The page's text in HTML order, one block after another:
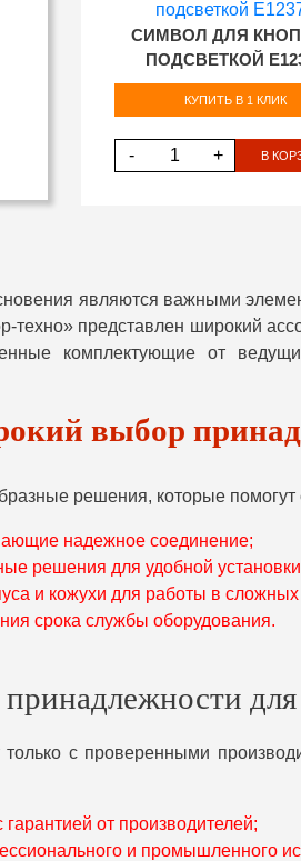
СИМВОЛ ДЛЯ
ПОДСВЕТКОЙ
КУПИТЬ В 1 КЛИК
- + В
являются важными
техно» представлен широкий
комплектующие от
выбор
решения, которые
надежное соединение;
решения для удобной
и кожухи для работы в сложных
срока службы оборудования.
с проверенными
от производителей;
и промышленного